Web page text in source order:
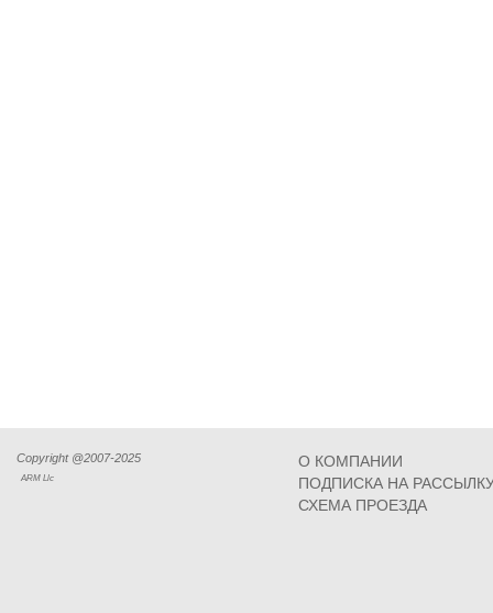
Copyright @2007-2025
ARM Llc
О КОМПАНИИ
ПОДПИСКА НА
СХЕМА ПРОЕЗДА